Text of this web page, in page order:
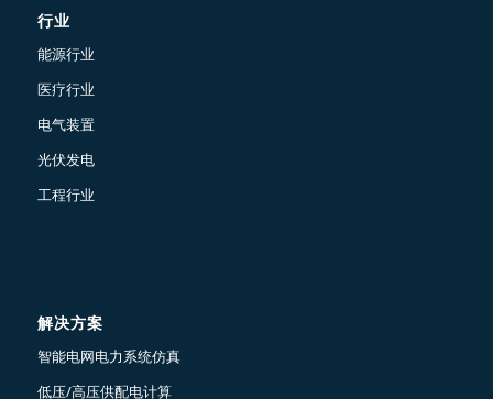
行业
能源行业
医疗行业
电气装置
光伏发电
工程行业
解决方案
智能电网电力系统仿真
低压/高压供配电计算